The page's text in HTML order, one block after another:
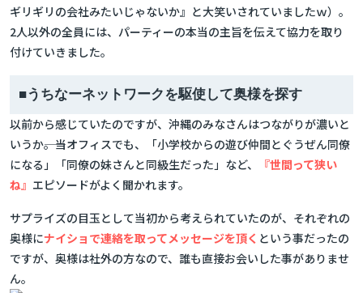
ギリギリの会社みたいじゃないか』と大笑いされていましたｗ）。
2人以外の全員には、パーティーの本当の主旨を伝えて協力を取り
付けていきました。
■うちなーネットワークを駆使して奥様を探す
以前から感じていたのですが、沖縄のみなさんはつながりが濃いと
いうか――。当オフィスでも、「小学校からの遊び仲間とぐうぜん同僚
になる」「同僚の妹さんと同級生だった」など、
『世間って狭い
ね』 エピソードがよく聞かれます。
サプライズの目玉として当初から考えられていたのが、それぞれの
奥様にナイショで連絡を取ってメッセージを頂く という事だったの
ですが、奥様は社外の方なので、誰も直接お会いした事がありませ
ん。